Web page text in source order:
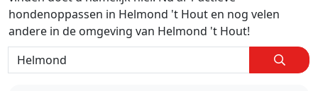
hondenoppassen in Helmond 't Hout en nog velen
andere in de omgeving van Helmond 't Hout!